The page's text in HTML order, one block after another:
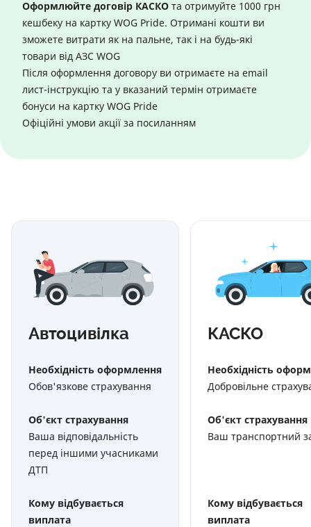
Оформлюйте договір КАСКО та отримуйте 1000 грн
кешбеку на картку WOG Pride. Отримані кошти ви
зможете витрати як на пальне, так і на будь-які
товари від АЗС WOG
Після оформлення договору ви отримаєте на email
лист-інструкцію та у вказаний термін отримаєте
бонуси на картку WOG Pride
Офіційні умови акції за посиланням
Автоцивілка КАСКО
Необхідність оформлення
Обов'язкове страхування
Необхідність
Добровільне
Об'єкт страхування
Ваша відповідальність
перед іншими учасниками
ДТП
Об'єкт страхування
Ваш транспортний
Кому відбувається
виплата
Кому відбувається
виплата